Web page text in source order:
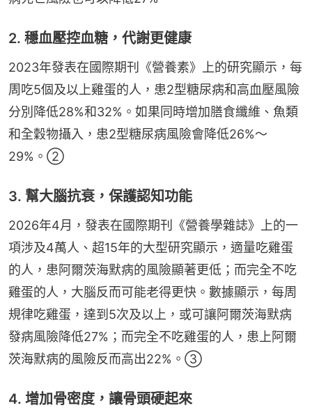
2. 穩血壓控血糖，代謝更健康
2023年發表在國際期刊《營養素》上的研究顯示，每
周吃5個及以上雞蛋的人，患2型糖尿病和高血壓風險
分別降低28%和32%。如果同時增加膳食纖維、魚類
和全穀物攝入，患2型糖尿病風險會降低26%～
29%。②
3. 幫大腦抗衰，保護認知功能
2026年4月，發表在國際期刊《營養學雜誌》上的一
項涉及4萬人、超15年的大型研究顯示，適量吃雞蛋
的人，患阿爾茨海默病的風險顯著更低；而完全不吃
雞蛋的人，大腦反而可能老得更快。數據顯示，每周
規律吃雞蛋，達到5次及以上，或可讓阿爾茨海默病
發病風險降低27%；而完全不吃雞蛋的人，患上阿爾
茨海默病的風險反而高出22%。③
4. 增加骨密度，讓骨頭硬起來